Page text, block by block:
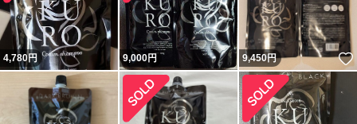
4,780円 9,000円 9,450円